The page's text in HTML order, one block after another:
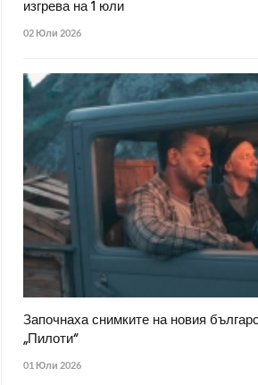
изгрева на 1 юли
02 Юли 2026
Започнаха снимките на новия
„Пилоти“
01 Юли 2026